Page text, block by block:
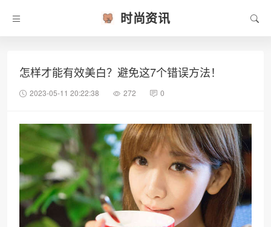
时尚资讯
怎样才能有效美白？避免这7个错误方法！
2023-05-11 20:22:38 272 0